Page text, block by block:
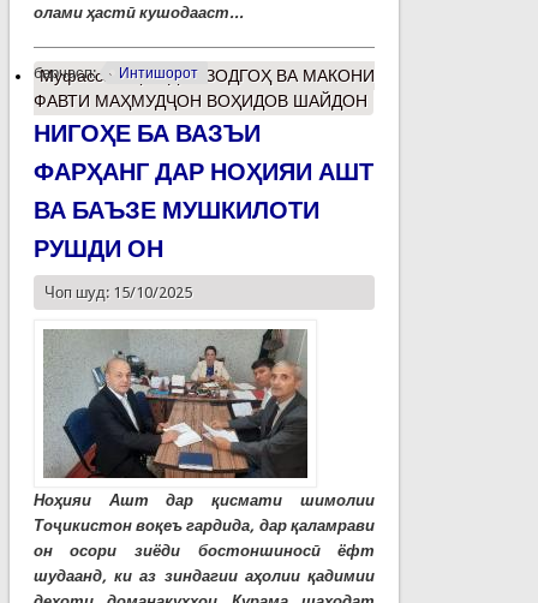
олами ҳастӣ кушодааст...
барчасп: Интишорот
Муфассалтаро ДАР ЗОДГОҲ ВА МАКОНИ
ФАВТИ МАҲМУДҶОН ВОҲИДОВ ШАЙДОН
НИГОҲЕ БА ВАЗЪИ
ФАРҲАНГ ДАР НОҲИЯИ АШТ
ВА БАЪЗЕ МУШКИЛОТИ
РУШДИ ОН
Чоп шуд: 15/10/2025
Ноҳияи Ашт дар қисмати шимолии
Тоҷикистон воқеъ гардида, дар қаламрави
он осори зиёди бостоншиносӣ ёфт
шудаанд, ки аз зиндагии аҳолии қадимии